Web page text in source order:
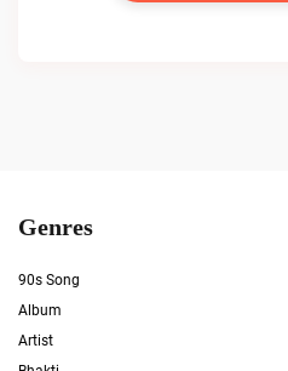
Genres
90s Song
Album
Artist